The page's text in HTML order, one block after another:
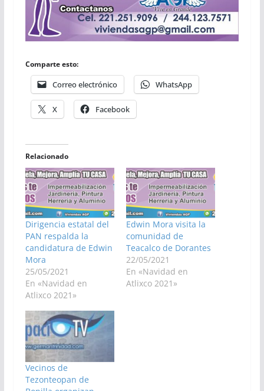
Comparte esto:
Correo electrónico WhatsApp
X Facebook
Relacionado
Dirigencia estatal del
PAN respalda la
candidatura de Edwin
Mora
25/05/2021
En «Navidad en
Atlixco 2021»
Edwin Mora visita la
comunidad de
Teacalco de Dorantes
22/05/2021
En «Navidad en
Atlixco 2021»
Vecinos de
Tezonteopan de